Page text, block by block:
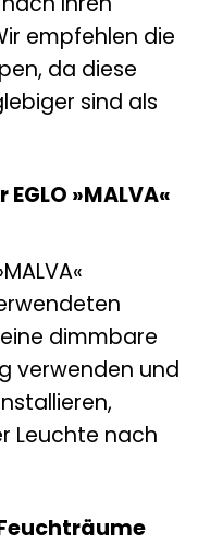
empfehlen die
da diese
sind als
»MALVA«
dimmbare
verwenden und
Leuchte nach
Feuchträume